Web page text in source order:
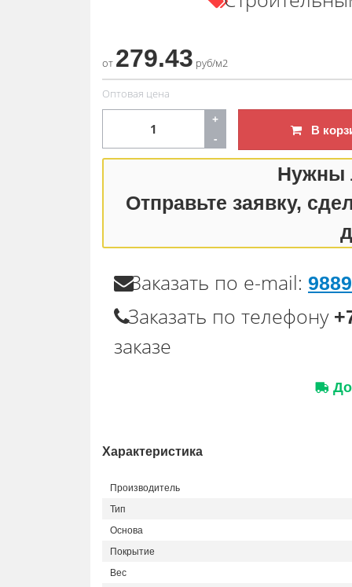
от 279.43 руб/м2
Оптовая цена
+
-
В
Нужны
Отправьте заявку,
Заказать по e-mail:
Заказать по телефону
заказе
Характеристика
Производитель
Тип
Основа
Покрытие
Вес